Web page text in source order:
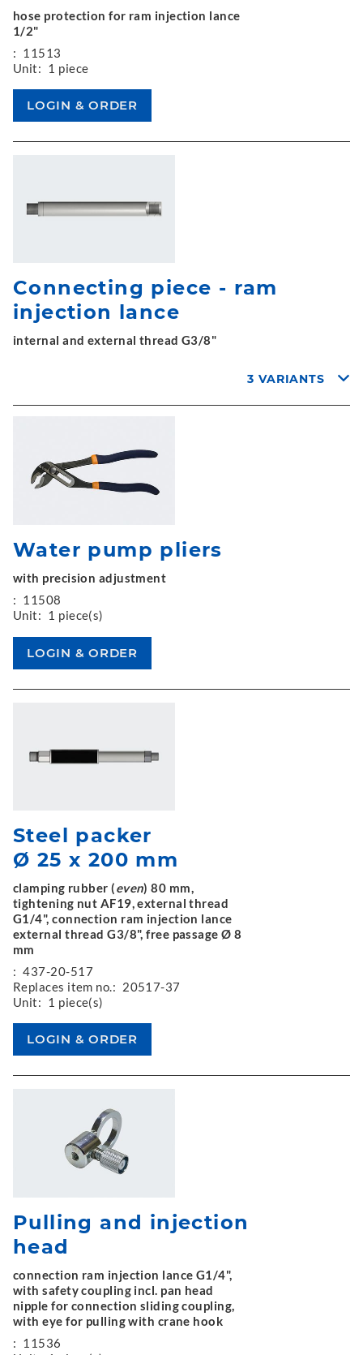
hose protection for ram injection lance
1/2"
: 11513
Unit: 1 piece
Connecting piece - ram
injection lance
internal and external thread G3/8"
3 VARIANTS
Water pump pliers
with precision adjustment
: 11508
Unit: 1 piece(s)
Steel packer
Ø 25 x 200 mm
clamping rubber (even) 80 mm,
tightening nut AF19, external thread
G1/4", connection ram injection lance
external thread G3/8", free passage Ø 8
mm
: 437-20-517
Replaces item no.: 20517-37
Unit: 1 piece(s)
Pulling and injection
head
connection ram injection lance G1/4",
with safety coupling incl. pan head
nipple for connection sliding coupling,
with eye for pulling with crane hook
: 11536